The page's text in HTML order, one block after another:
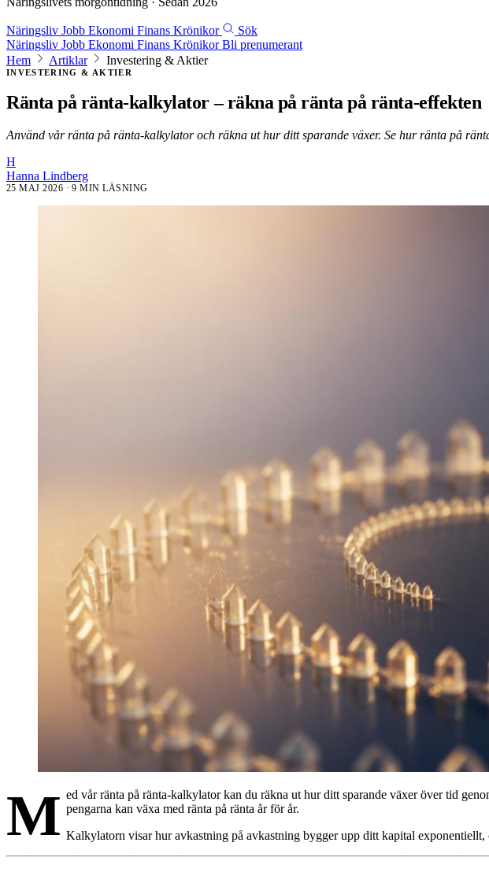
Näringsliv Jobb Ekonomi Finans Krönikor
Sök
Näringsliv Jobb Ekonomi Finans KrönikorBli prenumerant
Hem
Artiklar Investering & Aktier
INVESTERING & AKTIER
Ränta på ränta-kalkylator – räkna på ränta på ränta-effekten
Använd vår ränta på ränta-kalkylator och räkna ut hur ditt sparande växer. Se hur ränta på
H
Hanna Lindberg
25 MAJ 2026 · 9 MIN LÄSNING
M ed vår ränta på ränta-kalkylator kan du räkna ut hur ditt sparande växer över tid
pengarna kan växa med ränta på ränta år för år.
Kalkylatorn visar hur avkastning på avkastning bygger upp ditt kapital